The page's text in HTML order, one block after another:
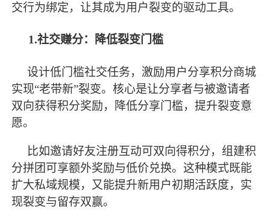
交行为绑定，让其成为用户裂变的驱动工具。
1.社交赚分：降低裂变门槛
设计低门槛社交任务，激励用户分享积分商城
实现“老带新”裂变。核心是让分享者与被邀请者
双向获得积分奖励，降低分享门槛，提升裂变意
愿。
比如邀请好友注册互动可双向得积分，组建积
分拼团可享额外奖励与低价兑换。这种模式既能
扩大私域规模，又能提升新用户初期活跃度，实
现裂变与留存双赢。